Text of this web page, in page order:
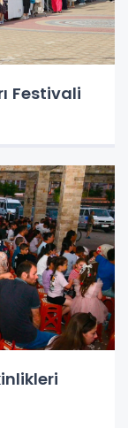
Festivali